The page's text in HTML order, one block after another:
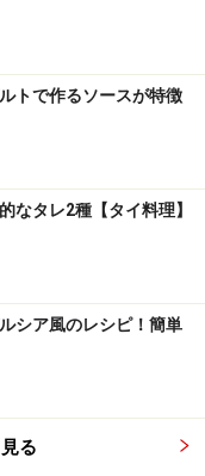
チェック！
トで作るソースが特徴
なタレ2種【タイ料理】
シア風のレシピ！簡単
る